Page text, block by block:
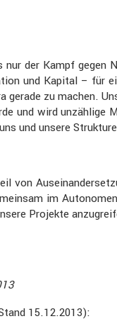
der Kampf gegen
und Kapital – für
gerade zu machen.
und wird unzäh­lige
und unsere
von
im
Projekte
15.12.2013):